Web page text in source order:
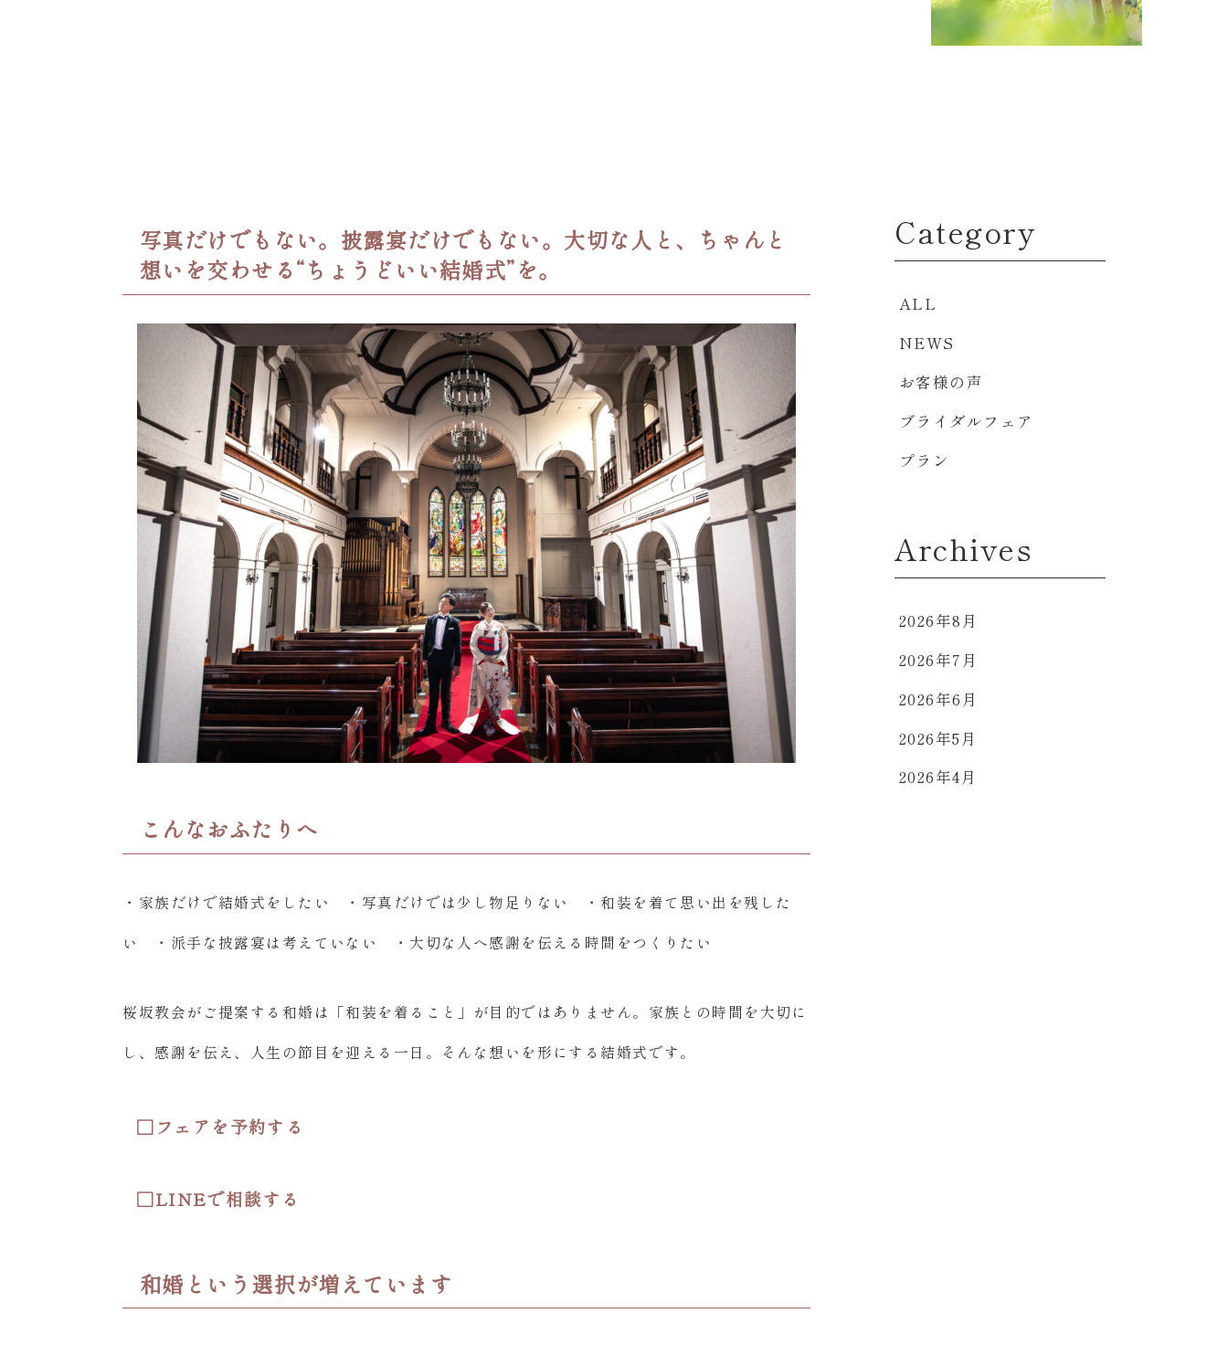
写真だけでもない。披露宴だけでもない。大切な人と、ちゃんと
想いを交わせる“ちょうどいい結婚式”を。
こんなおふたりへ
・家族だけで結婚式をしたい ・写真だけでは少し物足りない ・和装を着て思い出を残した
い ・派手な披露宴は考えていない ・大切な人へ感謝を伝える時間をつくりたい
桜坂教会がご提案する和婚は「和装を着ること」が目的ではありません。家族との時間を大切に
し、感謝を伝え、人生の節目を迎える一日。そんな想いを形にする結婚式です。
□ フェアを予約する
□LINEで相談する
和婚という選択が増えています
Category
ALL
NEWS
お客様の声
ブライダルフェア
プラン
Archives
2026年8月
2026年7月
2026年6月
2026年5月
2026年4月